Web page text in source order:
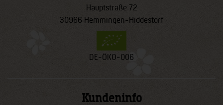
Hauptstraße 72
30966 Hemmingen-Hiddestorf
DE-ÖKO-006
Kundeninfo